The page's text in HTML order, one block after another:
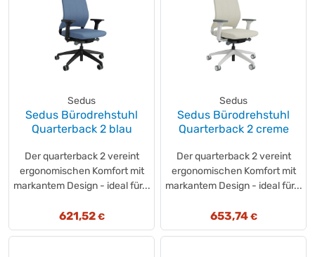
Sedus
Sedus Bürodrehstuhl
Quarterback 2 blau
Der quarterback 2 vereint
ergonomischen Komfort mit
markantem Design - ideal für...
621,52€
Sedus
Sedus Bürodrehstuhl
Quarterback 2 creme
Der quarterback 2 vereint
ergonomischen Komfort mit
markantem Design - ideal für...
653,74€